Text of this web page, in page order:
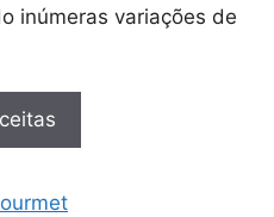
inúmeras variações de